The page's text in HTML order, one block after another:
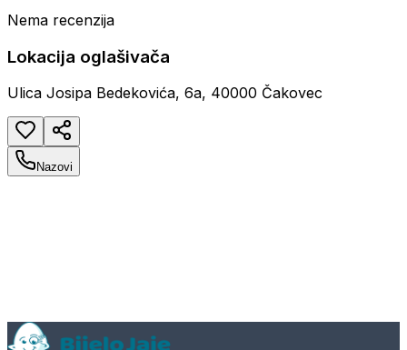
Nema recenzija
Lokacija oglašivača
Ulica Josipa Bedekovića, 6a, 40000 Čakovec
Nazovi